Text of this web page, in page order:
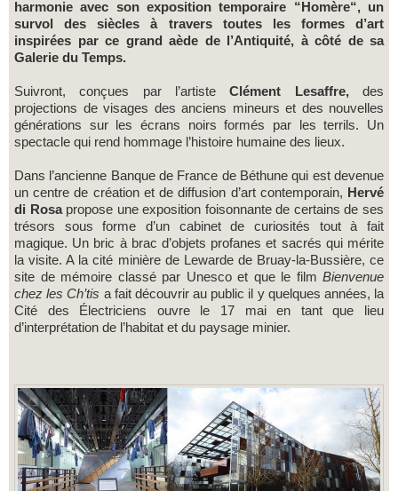
harmonie avec son exposition temporaire “Homère“, un
survol des siècles à travers toutes les formes d’art
inspirées par ce grand aède de l’Antiquité, à côté de sa
Galerie du Temps.
Suivront, conçues par l’artisteClément Lesaffre,des
projections de visages des anciens mineurs et des nouvelles
générations sur les écrans noirs formés par les terrils. Un
spectacle qui rend hommage l’histoire humaine des lieux.
Dans l’ancienne Banque de France de Béthune qui est devenue
un centre de création et de diffusion d’art contemporain, Hervé
di Rosa propose une exposition foisonnante de certains de ses
trésors sous forme d’un cabinet de curiosités tout à fait
magique. Un bric à brac d’objets profanes et sacrés qui mérite
la visite. A la cité minière de Lewarde de Bruay-la-Bussière, ce
site de mémoire classé par Unesco et que le film Bienvenue
chez les Ch’tis a fait découvrir au public il y quelques années, la
Cité des Électriciens ouvre le 17 mai en tant que lieu
d’interprétation de l’habitat et du paysage minier.